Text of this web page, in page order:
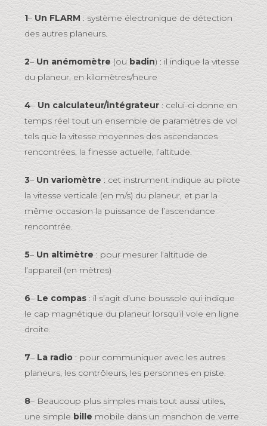
1–Un FLARM: système électronique de détection
des autres planeurs.
2–Un anémomètre (oubadin) : il indique la vitesse
du planeur, en kilomètres/heure
4– Un calculateur/intégrateur: celui-ci donne en
temps réel tout un ensemble de paramètres de vol
tels que la vitesse moyennes des ascendances
rencontrées, la finesse actuelle, l’altitude.
3–Un variomètre: cet instrument indique au pilote
la vitesse verticale (en m/s) du planeur, et par la
même occasion la puissance de l’ascendance
rencontrée.
5– Un altimètre: pour mesurer l’altitude de
l’appareil (en mètres)
6–Le compas: il s’agit d’une boussole qui indique
le cap magnétique du planeur lorsqu’il vole en ligne
droite.
7– La radio: pour communiquer avec les autres
planeurs, les contrôleurs, les personnes en piste.
8– Beaucoup plus simples mais tout aussi utiles,
une simple bille mobile dans un manchon de verre